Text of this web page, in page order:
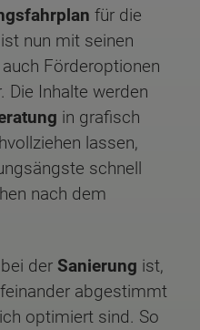
für die
ist nun mit seinen
Förderoptionen
Die Inhalte werden
in grafisch
lassen,
schnell
nach dem
der Sanierung ist,
abgestimmt
optimiert sind. So